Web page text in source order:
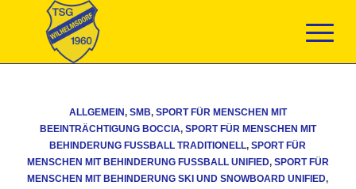
ALLGEMEIN, SMB, SPORT FÜR MENSCHEN MIT
BEEINTRÄCHTIGUNG BOCCIA, SPORT FÜR MENSCHEN MIT
BEHINDERUNG FUSSBALL TRADITIONELL ,SPORT FÜR
MENSCHEN MIT BEHINDERUNG FUSSBALL UNIFIED
, SPORT FÜR
MENSCHEN MIT BEHINDERUNG SKI UND SNOWBOARD UNIFIED,